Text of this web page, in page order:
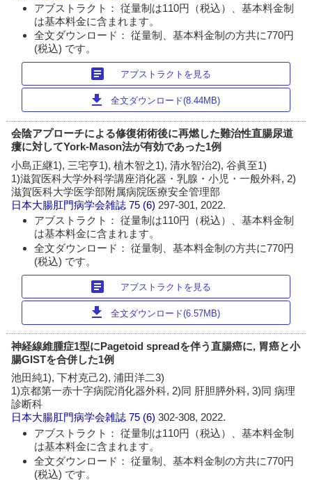
アブストラクト： 従量制は110円（税込）、基本料金制
は基本料金に含まれます。
全文ダウンロード： 従量制、基本料金制の方共に770円
(税込) です。
article アブストラクトを見る
download 全文ダウンロード(8.44MB)
会陰アプローチによる修復術術後に再燃した難治性直腸尿道
瘻に対してYork-Mason法が有効であった1例
小島正継1), 三宅亨1), 植木智之1), 清水智治2), 谷眞至1)
1)滋賀医科大学外科学講座消化器・乳腺・小児・一般外科, 2)
滋賀医科大学医学部附属病院医療安全管理部
日本大腸肛門病学会雑誌 75 (6) 297-301, 2022.
アブストラクト： 従量制は110円（税込）、基本料金制
は基本料金に含まれます。
全文ダウンロード： 従量制、基本料金制の方共に770円
(税込) です。
article アブストラクトを見る
download 全文ダウンロード(6.57MB)
神経線維腫症1型にPagetoid spreadを伴う直腸癌に, 胃癌と小
腸GISTを合併した1例
池田純1), 下村克己2), 浦田洋二3)
1)京都第一赤十字病院消化器外科, 2)同 肝胆膵外科, 3)同 病理
診断科
日本大腸肛門病学会雑誌 75 (6)302-308, 2022.
アブストラクト： 従量制は110円（税込）、基本料金制
は基本料金に含まれます。
全文ダウンロード： 従量制、基本料金制の方共に770円
(税込) です。